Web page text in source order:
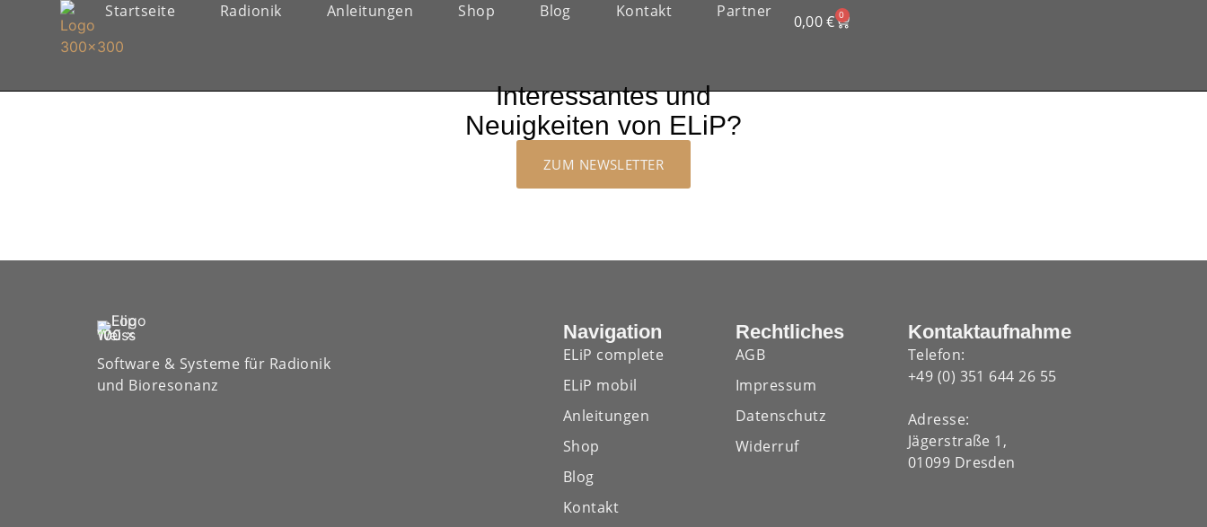
Startseite Radionik Anleitungen Shop Blog Kontakt Partner
0,00€ 0
Interessantes und
Neuigkeiten von ELiP?
ZUM NEWSLETTER
Software & Systeme für Radionik
und Bioresonanz
Navigation
ELiP complete
ELiP mobil
Anleitungen
Shop
Blog
Kontakt
Rechtliches
AGB
Impressum
Datenschutz
Widerruf
Kontaktaufnahme
Telefon:
+49 (0) 351 644 26 55
Adresse:
Jägerstraße 1,
01099 Dresden